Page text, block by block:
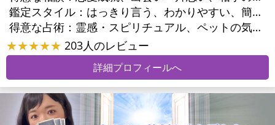
鑑定スタイル：
はっきり言う、わかりやすい、簡潔、具体的、的確、納得感、友達のように相談できる、とても話しやすい、じっくり聞いてくれる、愛にあふれ温かい、勇気をくれる、前向き・元気になれる、実力派
得意な占術：
霊感・スピリチュアル、ペットの気持ち、タロット、占星術、数秘術、易学、祈願、縁結び、縁切り、カウンセリング、オリジナル占術
★★★★★ 203人のレビュー
詳細プロフィールへ